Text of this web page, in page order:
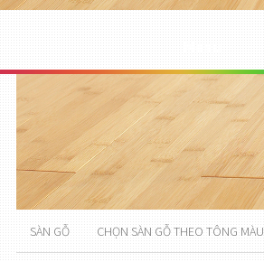
SÀN GỖ CHỌN SÀN GỖ THEO TÔNG MÀU